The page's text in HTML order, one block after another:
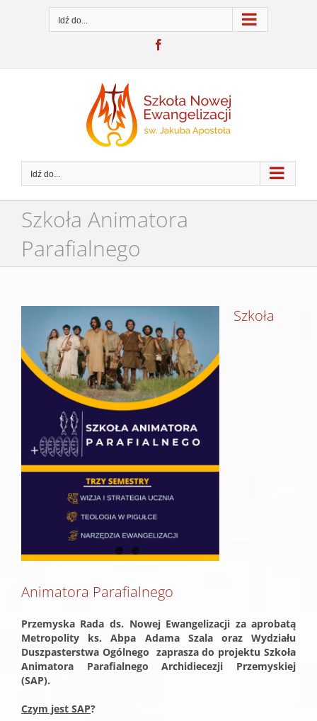
zawartości
Idź do...
Idź do...
Szkoła Animatora
Parafialnego
większy
obrazek
Szkoła
Animatora Parafialnego
Przemyska Rada ds. Nowej Ewangelizacji za aprobatą
Metropolity ks. Abpa Adama Szala oraz Wydziału
Duszpasterstwa Ogólnego zaprasza do projektu Szkoła
Animatora Parafialnego Archidiecezji Przemyskiej
(SAP).
Czym jest SAP?